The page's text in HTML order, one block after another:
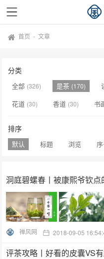
首页 -文章
分类
全部 (326) 是茶 (170)
花道 (30) 香道 (30) 书
排序
默认 标题 浏览
洞庭碧螺春丨被康熙爷钦
禅风网 2018-09-05